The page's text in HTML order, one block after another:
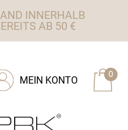
INNERHALB
AB 50 €
0
MEIN KONTO